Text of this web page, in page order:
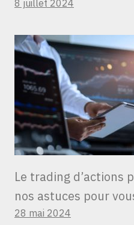
8 juillet 2024
Le trading d’actions
nos astuces pour
28 mai 2024